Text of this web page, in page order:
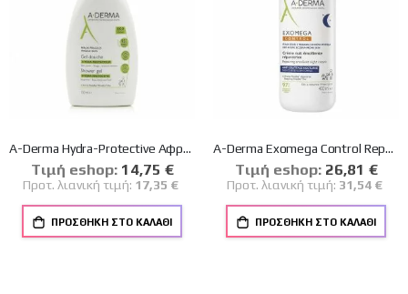
A-Derma Hydra-Protective Αφρόλουτρο σε Gel για Μαλλιά , Πρόσωπο & Σώμα για Ευαίσθητες Επιδερμίδες 750ml
Tιμή eshop: Ειδική
Τιμή
14,75 €
Προτ. λιανική τιμή: 17,35 €
ΠΡΟΣΘΉΚΗ ΣΤΟ ΚΑΛΆΘΙ
A-Derma Exomega Control Repairing Emollient Night Cream Επανορθωτική Μαλακτική Κρέμα Νυκτός 400ml
Tιμή eshop: Ειδική
Τιμή
26,81 €
Προτ. λιανική τιμή: 31,54 €
ΠΡΟΣΘΉΚΗ ΣΤΟ ΚΑΛΆΘΙ